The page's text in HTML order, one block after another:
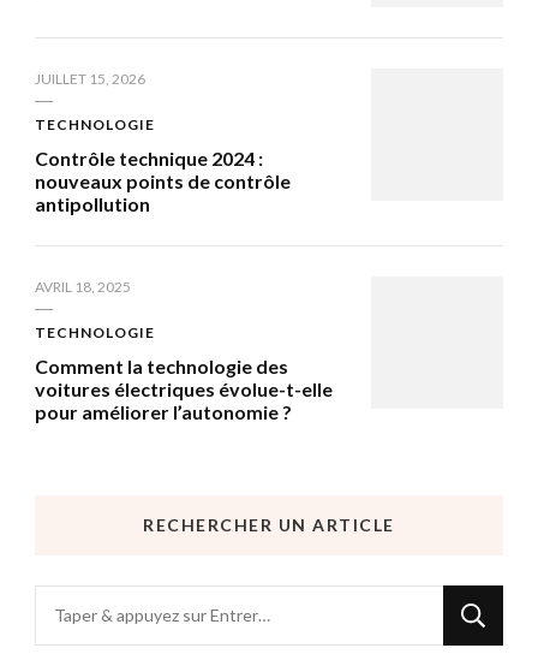
JUILLET 15, 2026
TECHNOLOGIE
Contrôle technique 2024 :
nouveaux points de contrôle
antipollution
AVRIL 18, 2025
TECHNOLOGIE
Comment la technologie des
voitures électriques évolue-t-elle
pour améliorer l’autonomie ?
RECHERCHER UN ARTICLE
recherchiez